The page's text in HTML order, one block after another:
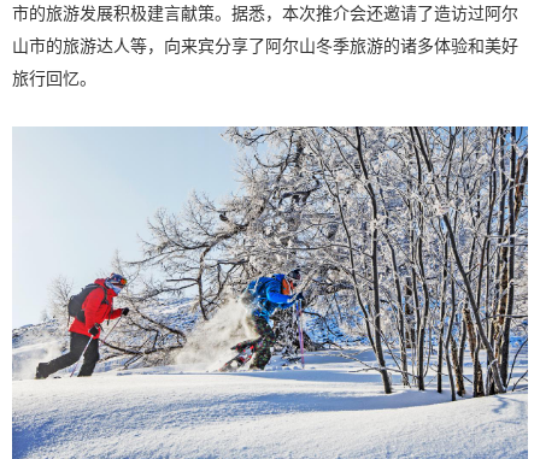
市的旅游发展积极建言献策。据悉，本次推介会还邀请了造访过阿尔
山市的旅游达人等，向来宾分享了阿尔山冬季旅游的诸多体验和美好
旅行回忆。